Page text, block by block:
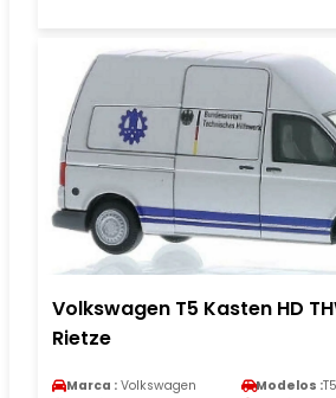
Volkswagen T5 Kasten HD
Rietze
Marca : Volkswagen Modelos :T5